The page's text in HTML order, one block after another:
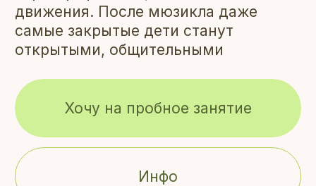
движения. После мюзикла даже
самые закрытые дети станут
открытыми, общительными
Инфо
Хочу на пробное занятие